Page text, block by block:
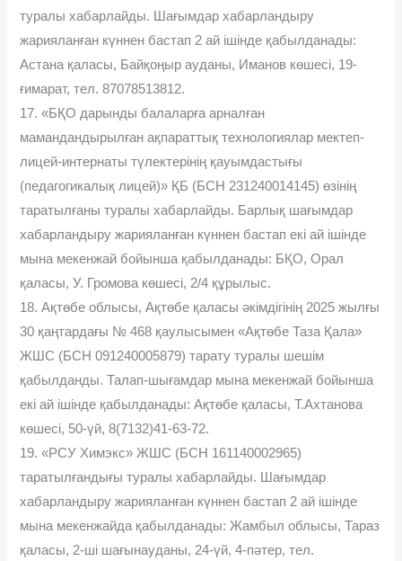
туралы хабарлайды. Шағымдар хабарландыру
жарияланған күннен бастап 2 ай ішінде қабылданады:
Астана қаласы, Байқоңыр ауданы, Иманов көшесі, 19-
ғимарат, тел. 87078513812.
17. «БҚО дарынды балаларға арналған
мамандандырылған ақпараттық технологиялар мектеп-
лицей-интернаты түлектерінің қауымдастығы
(педагогикалық лицей)» ҚБ (БСН 231240014145) өзінің
таратылғаны туралы хабарлайды. Барлық шағымдар
хабарландыру жарияланған күннен бастап екі ай ішінде
мына мекенжай бойынша қабылданады: БҚО, Орал
қаласы, У. Громова көшесі, 2/4 құрылыс.
18. Ақтөбе облысы, Ақтөбе қаласы əкімдігінің 2025 жылғы
30 қаңтардағы № 468 қаулысымен «Ақтөбе Таза Қала»
ЖШС (БСН 091240005879) тарату туралы шешім
қабылданды. Талап-шығамдар мына мекенжай бойынша
екі ай ішінде қабылданады: Ақтөбе қаласы, Т.Ахтанова
көшесі, 50-үй, 8(7132)41-63-72.
19. «РСУ Химэкс» ЖШС (БСН 161140002965)
таратылғандығы туралы хабарлайды. Шағымдар
хабарландыру жарияланған күннен бастап 2 ай ішінде
мына мекенжайда қабылданады: Жамбыл облысы, Тараз
қаласы, 2-ші шағынауданы, 24-үй, 4-пəтер, тел.